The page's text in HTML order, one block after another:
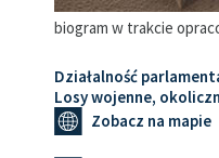
biogram w trakcie
Działalność
Losy wojenne,
Zobacz na mapie